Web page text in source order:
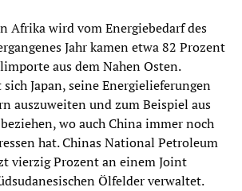
Afrika wird vom Energiebedarf des
Jahr kamen etwa 82 Prozent
aus dem Nahen Osten.
Japan, seine Energielieferungen
auszuweiten und zum Beispiel aus
wo auch China immer noch
hat. Chinas National Petroleum
vierzig Prozent an einem Joint
Ölfelder verwaltet.